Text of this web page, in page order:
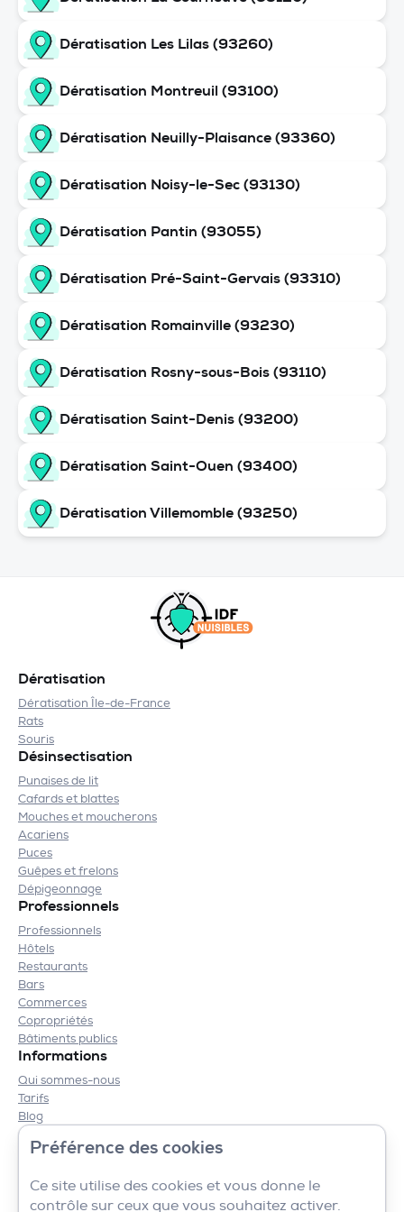
Dératisation Les Lilas (93260)
Dératisation Montreuil (93100)
Dératisation Neuilly-Plaisance (93360)
Dératisation Noisy-le-Sec (93130)
Dératisation Pantin (93055)
Dératisation Pré-Saint-Gervais (93310)
Dératisation Romainville (93230)
Dératisation Rosny-sous-Bois (93110)
Dératisation Saint-Denis (93200)
Dératisation Saint-Ouen (93400)
Dératisation Villemomble (93250)
Préférence des cookies
Ce site utilise des cookies et vous donne le
contrôle sur ceux que vous souhaitez activer.
Dératisation
Dératisation Île-de-France
Rats
Souris
Désinsectisation
Punaises de lit
Cafards et blattes
Mouches et moucherons
Acariens
Puces
Guêpes et frelons
Dépigeonnage
Professionnels
Professionnels
Hôtels
Restaurants
Bars
Commerces
Copropriétés
Bâtiments publics
Informations
Qui sommes-nous
Tarifs
Blog
Contact
Mentions légales